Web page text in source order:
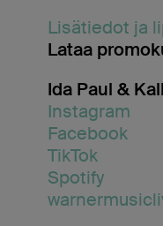
Lisätiedot ja
Lataa
Ida Paul &
Instagram
Facebook
TikTok
Spotify